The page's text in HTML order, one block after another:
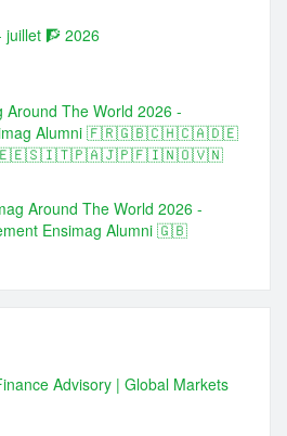
juillet 🧗 2026
Around The World 2026 -
Alumni 🇫🇷🇬🇧🇨🇭🇨🇦🇩🇪
Around The World 2026 -
Ensimag Alumni 🇬🇧
Advisory | Global Markets